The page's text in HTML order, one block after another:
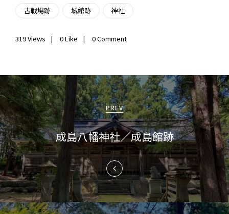
古戦場跡 城館跡 神社
319Views 0Like 0 Comment
投
稿
ナ
ビ
ゲ
ー
PREV
成島八幡神社／成島館跡